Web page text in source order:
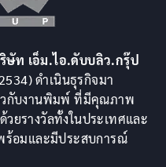
ษัท เอ็ม.ไอ.ดับบลิว.กรุ๊ป
ดำเนินธุรกิจมา
วกับงานพิมพ์ ที่มีคุณภาพ
ยรางวัลทั้งในประเทศและ
ร้อมและมีประสบการณ์